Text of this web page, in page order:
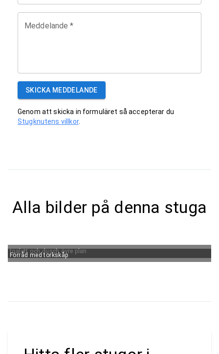
Meddelande *
SKICKA MEDDELANDE
Genom att skicka in formuläret så accepterar du
Stugknutens villkor.
Alla bilder på denna stuga
toalett och dusch övre plan
Förråd med torkskåp